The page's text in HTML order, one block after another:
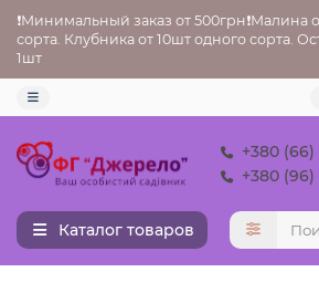
❗Минимальный заказ от 500грн❗Малина
сорта. Клубника от 10шт одного сорта.
1шт
+380 (66)
+380 (96)
Каталог товаров